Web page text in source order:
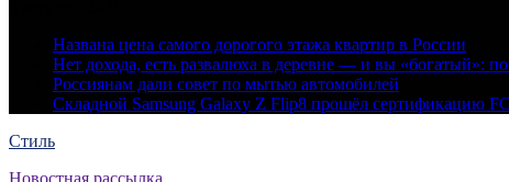
Названа цена самого дорогого этажа квартир в России
Нет дохода, есть развалюха в деревне — и вы «богатый»:
Россиянам дали совет по мытью автомобилей
Складной Samsung Galaxy Z Flip8 прошёл сертификацию
Стиль
Новостная рассылка